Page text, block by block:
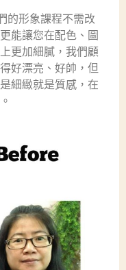
的形象課程不需改
能讓您在配色、圖
更加細膩，我們顧
好漂亮、好帥，但
細緻就是質感，在